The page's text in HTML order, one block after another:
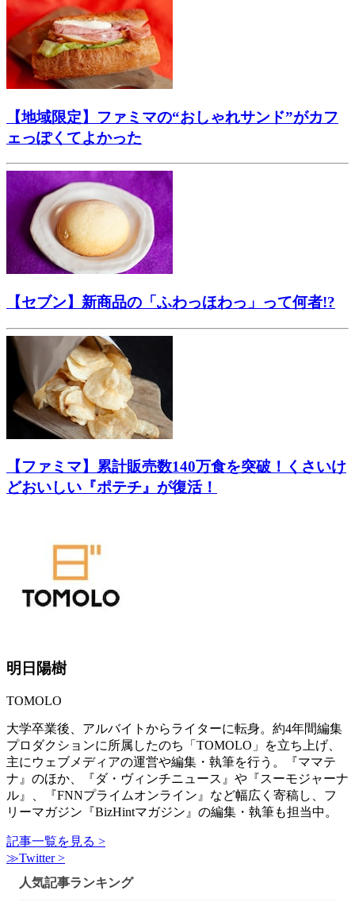
【地域限定】ファミマの“おしゃれサンド”がカフ
ェっぽくてよかった
【セブン】新商品の「ふわっほわっ」って何者!?
【ファミマ】累計販売数140万食を突破！くさいけ
どおいしい『ポテチ』が復活！
明日陽樹
TOMOLO
大学卒業後、アルバイトからライターに転身。約4年間編集
プロダクションに所属したのち「TOMOLO」を立ち上げ、
主にウェブメディアの運営や編集・執筆を行う。『ママテ
ナ』のほか、『ダ・ヴィンチニュース』や『スーモジャーナ
ル』、『FNNプライムオンライン』など幅広く寄稿し、フ
リーマガジン『BizHintマガジン』の編集・執筆も担当中。
記事一覧を見る >
≫Twitter >
人気記事ランキング